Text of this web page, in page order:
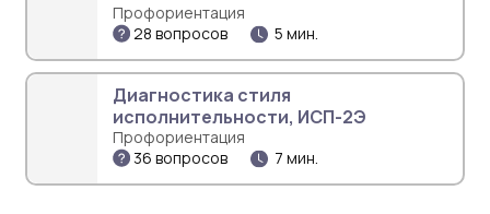
Профориентация
28 вопросов
5 мин.
Диагностика стиля
исполнительности, ИСП-2Э
Профориентация
36 вопросов
7 мин.